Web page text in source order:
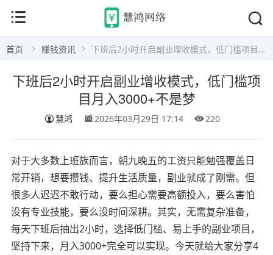
首页 赚钱资讯 下班后2小时开启副业增收模式，低门槛项目月入3000+不是梦
下班后2小时开启副业增收模式，低门槛项
目月入3000+不是梦
慧鸿 2026年03月29日 17:14 220
对于大多数上班族而言，朝九晚五的工资只能勉强覆盖日
常开销，想要攒钱、提升生活质量，副业就成了刚需。但
很多人迟迟不敢行动，要么担心需要高额投入，要么害怕
没有专业技能，要么没时间深耕。其实，无需复杂准备，
每天下班后抽出2小时，选择低门槛、易上手的副业项目，
坚持下来，月入3000+完全可以实现。今天就给大家分享4